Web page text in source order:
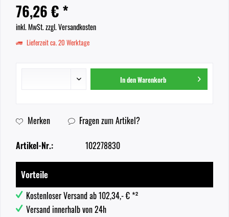
76,26 € *
inkl. MwSt.zzgl. Versandkosten
Lieferzeit ca. 20 Werktage
In denWarenkorb
Merken Fragen zum Artikel?
Artikel-Nr.: 102278830
Vorteile
Kostenloser Versand ab 102,34,- € *²
Versand innerhalb von 24h